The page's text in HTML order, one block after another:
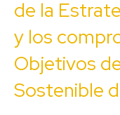
de la
y los
Objetivos
Sostenible